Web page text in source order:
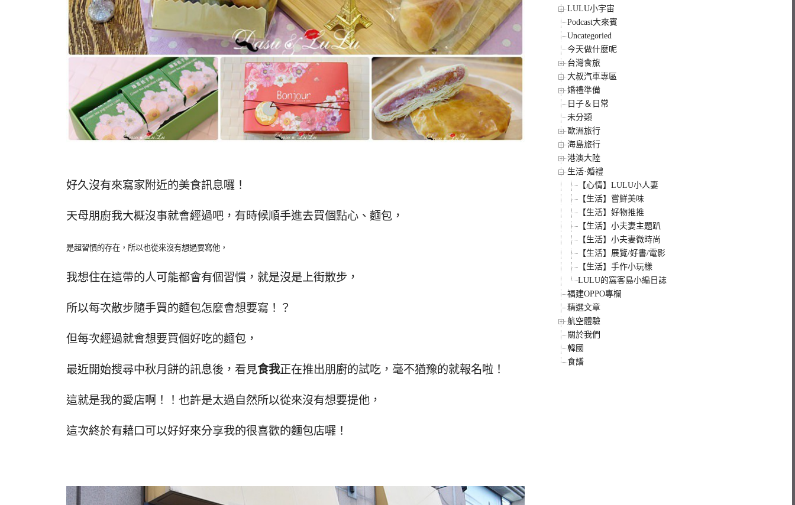
好久沒有來寫家附近的美食訊息囉！
天母朋廚我大概沒事就會經過吧，有時候順手進去買個點心、麵包，
是超習慣的存在，所以也從來沒有想過要寫他，
我想住在這帶的人可能都會有個習慣，就是沒是上街散步，
所以每次散步隨手買的麵包怎麼會想要寫！？
但每次經過就會想要買個好吃的麵包，
最近開始搜尋中秋月餅的訊息後，看見食我正在推出朋廚的試吃，毫不猶豫的就報名啦！
這就是我的愛店啊！！也許是太過自然所以從來沒有想要提他，
這次終於有藉口可以好好來分享我的很喜歡的麵包店囉！
LULU小宇宙
Podcast大來賓
Uncategoried
今天做什麼呢
台灣食旅
大叔汽車專區
婚禮準備
日子＆日常
未分類
歐洲旅行
海島旅行
港澳大陸
生活·婚禮
【心情】LULU小人妻
【生活】嘗鮮美味
【生活】好物推推
【生活】小夫妻主題趴
【生活】小夫妻微時尚
【生活】展覽/好書/電影
【生活】手作小玩樣
LULU的窩客島小編日誌
福建OPPO專欄
精選文章
航空體驗
關於我們
韓國
食譜